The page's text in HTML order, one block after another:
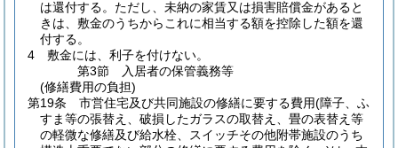
は還付する。 ただし、未納の家賃又は損害賠償金があると
きは、敷金のうちからこれに相当する額を控除した額を還
付する。
4
敷金には、利子を付けない。
第3節
入居者の保管義務等
(修繕費用の負担)
第19条
市営住宅及び共同施設の修繕に要する費用(障子、ふ
すま等の張替え、破損したガラスの取替え、畳の表替え等
の軽微な修繕及び給水栓、スイッチその他附帯施設のうち